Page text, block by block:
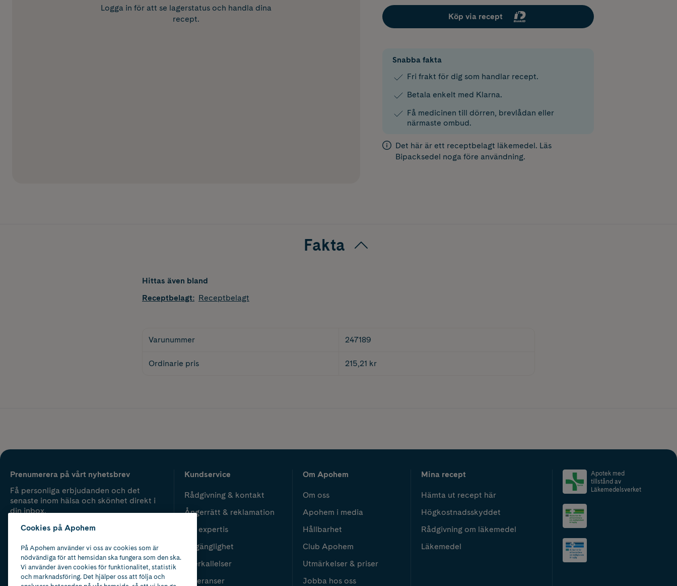
Logga in för att se lagerstatus och handla dina
recept.
Köp via recept
Snabba fakta
Fri frakt för dig som handlar recept.
Betala enkelt med Klarna.
Få medicinen till dörren, brevlådan eller
närmaste ombud.
Det här är ett receptbelagt läkemedel. Läs
Bipacksedel noga före användning.
Fakta
Hittas även bland
Receptbelagt: Receptbelagt
Varunummer 247189
Ordinarie pris 215,21 kr
Prenumerera på vårt nyhetsbrev
Få personliga erbjudanden och det
senaste inom hälsa och skönhet direkt i
din inbox.
Kundservice
Rådgivning & kontakt
Ångerrätt & reklamation
Vår expertis
Tillgänglighet
Återkallelser
Leveranser
Om Apohem
Om oss
Apohem i media
Hållbarhet
Club Apohem
Utmärkelser & priser
Jobba hos oss
Mina recept
Hämta ut recept här
Högkostnadsskyddet
Rådgivning om läkemedel
Läkemedel
Apotek med
tillstånd av
Läkemedelsverket
Cookies på Apohem
På Apohem använder vi oss av cookies som är
nödvändiga för att hemsidan ska fungera som den ska.
Vi använder även cookies för funktionalitet, statistik
och marknadsföring. Det hjälper oss att följa och